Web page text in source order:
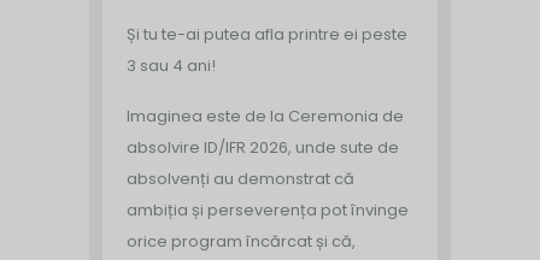
Și tu te-ai putea afla printre ei peste
3 sau 4 ani!
Imaginea este de la Ceremonia de
absolvire ID/IFR 2026, unde sute de
absolvenți au demonstrat că
ambiția și perseverența pot învinge
orice program încărcat și că,